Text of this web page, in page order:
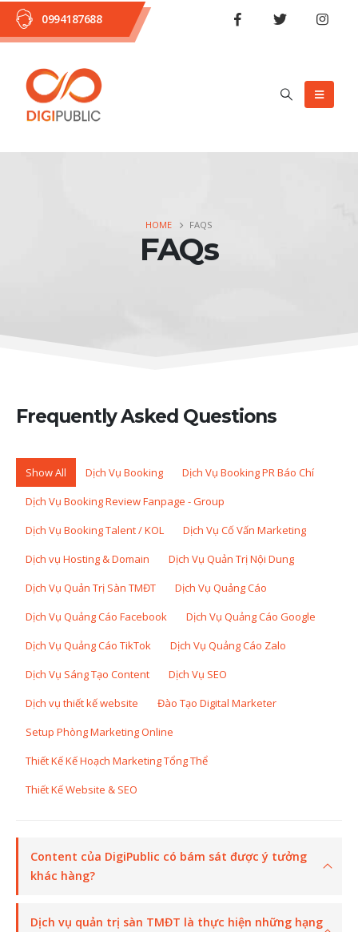
0994187688
HOME FAQS
FAQs
Frequently Asked Questions
Show All Dịch Vụ Booking
Dịch Vụ Booking PR Báo Chí
Dịch Vụ Booking Review Fanpage - Group
Dịch Vụ Booking Talent / KOL
Dịch Vụ Cố Vấn Marketing
Dịch vụ Hosting & Domain
Dịch Vụ Quản Trị Nội Dung
Dịch Vụ Quản Trị Sàn TMĐT
Dịch Vụ Quảng Cáo
Dịch Vụ Quảng Cáo Facebook
Dịch Vụ Quảng Cáo Google
Dịch Vụ Quảng Cáo TikTok
Dịch Vụ Quảng Cáo Zalo
Dịch Vụ Sáng Tạo Content
Dịch Vụ SEO
Dịch vụ thiết kế website
Đào Tạo Digital Marketer
Setup Phòng Marketing Online
Thiết Kế Kế Hoạch Marketing Tổng Thể
Thiết Kế Website & SEO
Content của DigiPublic có bám sát được ý tưởng
khác hàng?
Dịch vụ quản trị sàn TMĐT là thực hiện những hạng